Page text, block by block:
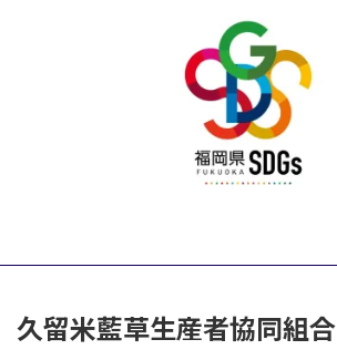
久留米藍草生産者協同組合